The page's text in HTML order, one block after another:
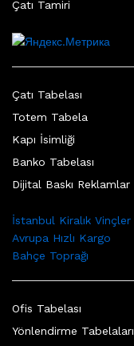
Çatı Tamiri
Çatı Tabelası
Totem Tabela
Kapı İsimliği
Banko Tabelası
Dijital Baskı Reklamlar
İstanbul Kiralık Vinçler
Avrupa Hızlı Kargo
Bahçe Toprağı
Ofis Tabelası
Yönlendirme Tabelaları